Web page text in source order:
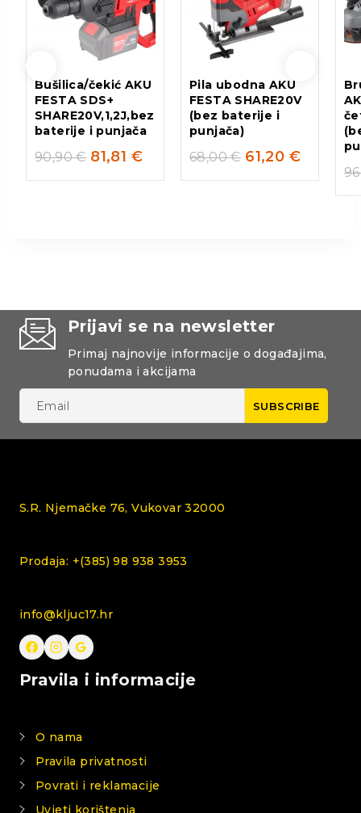
Bušilica/čekić AKU
FESTA SDS+
SHARE20V,1,2J,bez
baterije i punjača
90,90€ 81,81 €
Pila ubodna AKU
FESTA SHARE20V
(bez baterije i
punjača)
68,00€ 61,20 €
Prijavi se na newsletter
Primaj najnovije informacije o događajima,
ponudama i akcijama
S.R. Njemačke 76, Vukovar 32000
Prodaja: +(385) 98 938 3953
info@kljuc17.hr
Pravila i informacije
O nama
Pravila privatnosti
Povrati i reklamacije
Uvjeti korištenja